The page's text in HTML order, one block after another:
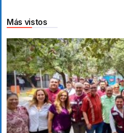
Más vistos